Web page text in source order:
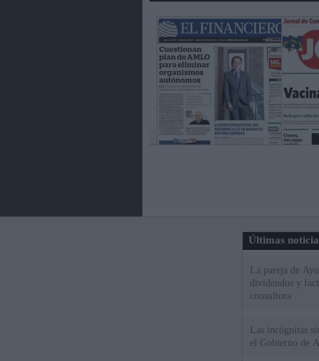
Últimas
La pareja de
dividendos y
consultora
Las incógnitas
el Gobierno de